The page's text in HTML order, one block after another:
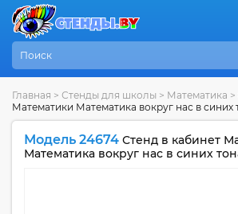
Главная > Стенды для школы > Математика >
Математики Математика вокруг нас в синих
Модель 24674 Стенд в кабинет
Математика вокруг нас в синих